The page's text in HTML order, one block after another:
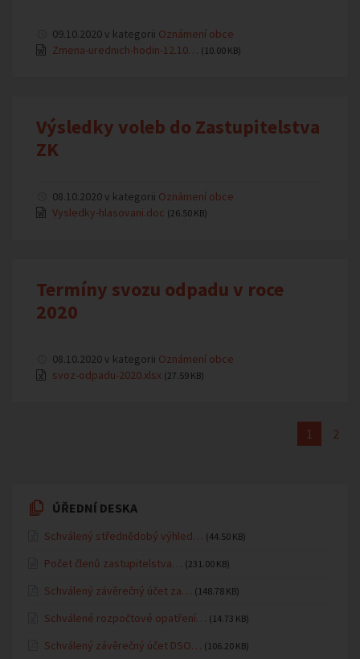
09.10.2020 v kategorii Oznámení obce
Zmena-urednich-hodin-12.10… (10.00 KB)
Výsledky voleb do Zastupitelstva
ZK
08.10.2020 v kategorii Oznámení obce
Vysledky-hlasovani.doc (26.50 KB)
Termíny svozu odpadu v roce
2020
08.10.2020 v kategorii Oznámení obce
svoz-odpadu-2020.xlsx (27.59 KB)
1 2
ÚŘEDNÍ DESKA
Schválený střednědobý výhled… (44.50 KB)
Počet členů zastupitelstva… (231.00 KB)
Schválený závěrečný účet za… (148.78 KB)
Schválené rozpočtové opatření… (14.73 KB)
Schválený závěrečný účet DSO… (106.20 KB)